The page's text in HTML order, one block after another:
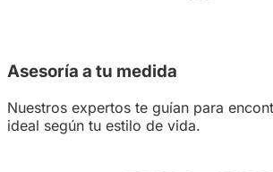
Asesoría a tu medida
Nuestros expertos te guían para
ideal según tu estilo de vida.